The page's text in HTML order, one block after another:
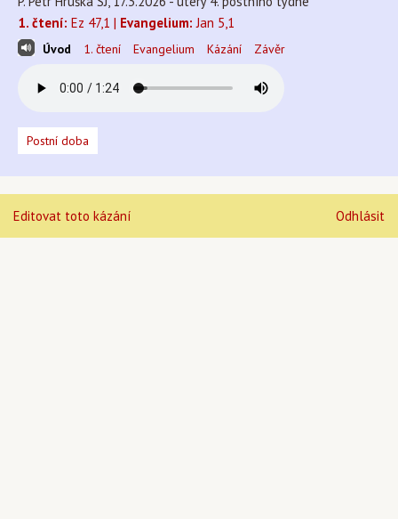
1. čtení: Ez 47,1 | Evangelium: Jan 5,1
Úvod 1. čtení Evangelium Kázání Závěr
Postní doba
Editovat toto kázání Odhlásit